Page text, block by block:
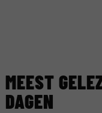
MEEST
DAGEN